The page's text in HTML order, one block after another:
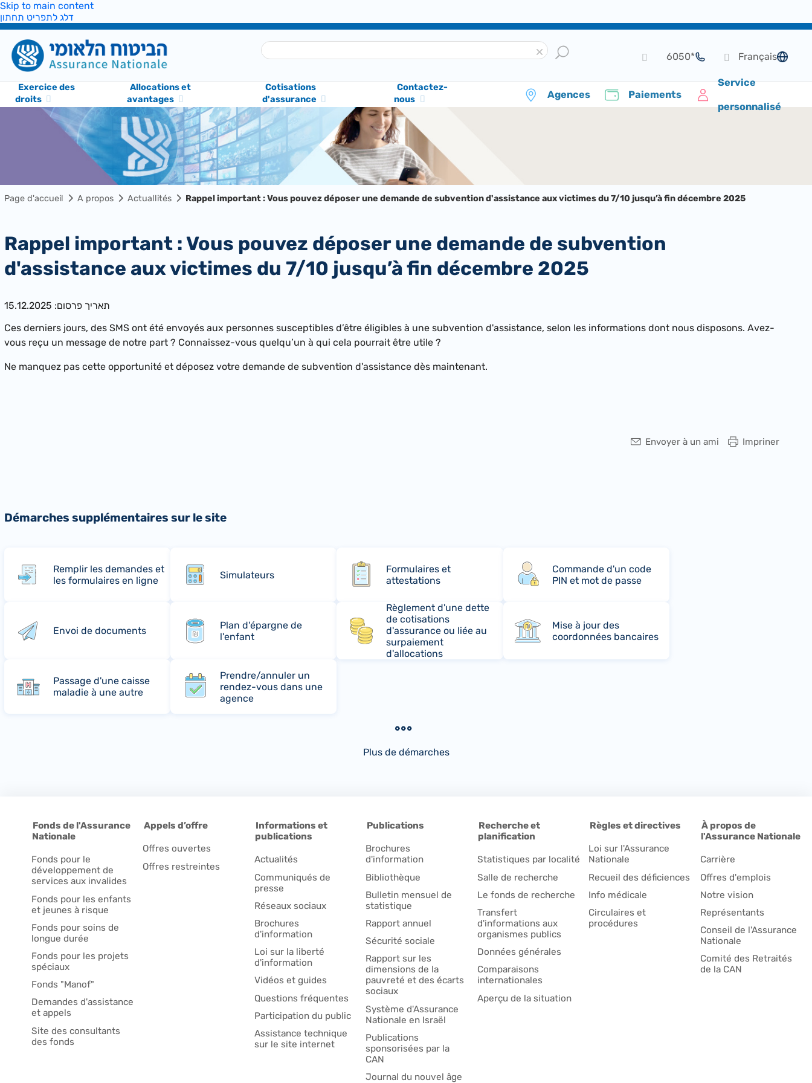
Skip to main content
דלג לתפריט תחתון
de langue
Français
*6050
Exercice des
droits
Allocations et
avantages
Cotisations
d'assurance
Contactez-
nous
Agences Paiements
Service
personnalisé
Page d'accueil A propos Actuallités Rappel important : Vous pouvez déposer une demande de subvention d'assistance aux victimes du 7/10 jusqu’à fin décembre 2025
Rappel important : Vous pouvez déposer une demande de subvention
d'assistance aux victimes du 7/10 jusqu’à fin décembre 2025
תאריך פרסום: 15.12.2025
Ces derniers jours, des SMS ont été envoyés aux personnes susceptibles d’être éligibles à une subvention d'assistance, selon les informations dont nous disposons. Avez-
vous reçu un message de notre part ? Connaissez-vous quelqu’un à qui cela pourrait être utile ?
Ne manquez pas cette opportunité et déposez votre demande de subvention d'assistance dès maintenant.
Impriner
Envoyer à un ami
Démarches supplémentaires sur le site
Remplir les demandes et
les formulaires en ligne
Simulateurs
Formulaires et
attestations
Commande d'un code
PIN et mot de passe
Envoi de documents
Plan d'épargne de
l'enfant
Règlement d'une dette
de cotisations
d'assurance ou liée au
surpaiement
d'allocations
Mise à jour des
coordonnées bancaires
Passage d'une caisse
maladie à une autre
Prendre/annuler un
rendez-vous dans une
agence
Plus de démarches
À propos de
l'Assurance Nationale
Carrière
Offres d'emplois
Notre vision
Représentants
Conseil de l'Assurance
Nationale
Comité des Retraités
de la CAN
Règles et directives
Loi sur l'Assurance
Nationale
Recueil des déficiences
Info médicale
Circulaires et
procédures
Recherche et
planification
Statistiques par localité
Salle de recherche
Le fonds de recherche
Transfert
d'informations aux
organismes publics
Données générales
Comparaisons
internationales
Aperçu de la situation
Publications
Brochures
d'information
Bibliothèque
Bulletin mensuel de
statistique
Rapport annuel
Sécurité sociale
Rapport sur les
dimensions de la
pauvreté et des écarts
sociaux
Système d'Assurance
Nationale en Israël
Publications
sponsorisées par la
CAN
Journal du nouvel âge
Informations et
publications
Actualités
Communiqués de
presse
Réseaux sociaux
Brochures
d'information
Loi sur la liberté
d'information
Vidéos et guides
Questions fréquentes
Participation du public
Assistance technique
sur le site internet
Appels d’offre
Offres ouvertes
Offres restreintes
Fonds de l'Assurance
Nationale
Fonds pour le
développement de
services aux invalides
Fonds pour les enfants
et jeunes à risque
Fonds pour soins de
longue durée
Fonds pour les projets
spéciaux
Fonds "Manof"
Demandes d'assistance
et appels
Site des consultants
des fonds